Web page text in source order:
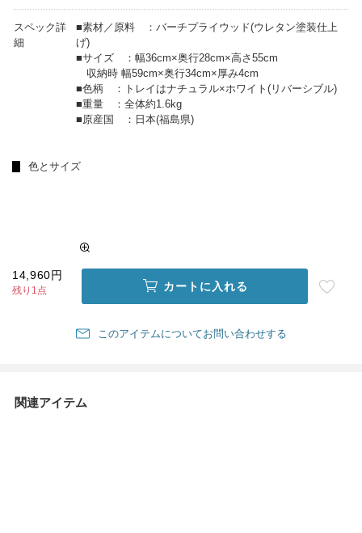
スペック詳
細
■素材／原料 ：バーチプライウッド(ウレタン塗装仕上
げ)
■サイズ ：幅36cm×奥行28cm×高さ55cm
収納時 幅59cm×奥行34cm×厚み4cm
■色柄 ：トレイはナチュラル×ホワイト(リバーシブル)
■重量 ：全体約1.6kg
■原産国 ：日本(福島県)
色とサイズ
14,960円
残り1点 カートに入れる
このアイテムについてお問い合わせする
関連アイテム